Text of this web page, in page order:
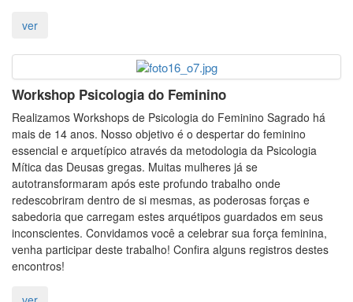
Workshop Psicologia do Feminino
Realizamos Workshops de Psicologia do Feminino Sagrado há
mais de 14 anos. Nosso objetivo é o despertar do feminino
essencial e arquetípico através da metodologia da Psicologia
Mítica das Deusas gregas. Muitas mulheres já se
autotransformaram após este profundo trabalho onde
redescobriram dentro de si mesmas, as poderosas forças e
sabedoria que carregam estes arquétipos guardados em seus
inconscientes. Convidamos você a celebrar sua força feminina,
venha participar deste trabalho! Confira alguns registros destes
encontros!